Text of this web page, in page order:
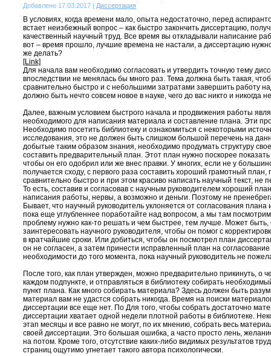
Добавлено 17.03.2017 | Диссертация
В условиях, когда времени мало, опыта недостаточно, перед
встает неизбежный вопрос – как быстро закончить диссертацию,
качественный научный труд. Все время вы откладывали написание
вот – время прошло, лучшие времена не настали, а диссертацию
же делать?
[Link]
Для начала вам необходимо согласовать и утвердить точную тему
впоследствии не менялась бы много раз. Тема должна быть такая,
сравнительно быстро и с небольшими затратами завершить работу
должно быть нечто совсем новое в науке, чего до вас никто и никогда
Далее, важным условием быстрого начала и продвижения работы
необходимого для написания материала и составление плана. Эти
Необходимо посетить библиотеку и ознакомиться с некоторыми
исследования, это не должен быть слишком большой перечень на
добытые таким образом знания, необходимо продумать структуру
составить предварительный план. Этот план нужно поскорее
чтобы он его одобрил или же внес правки. У многих, если не у
получается сходу, с первого раза составить хороший грамотный
сравнительно быстро и при этом красиво написать научный текст, не
То есть, составив и согласовав с научным руководителем хороший
написания работы, нервы, а возможно и деньги. Поэтому не
Бывает, что научный руководитель уклоняется от согласования плана
пока еще углубленнее поработайте над вопросом, а мы там
проблему нужно как-то решать и чем быстрее, тем лучше. Может быть,
заинтересовать научного руководителя, чтобы он помог с
в кратчайшие сроки. Или добиться, чтобы он посмотрел план
он не согласен, а затем принести исправленный план на
необходимости до того момента, пока научный руководитель не
После того, как план утвержден, можно предварительно прикинуть, о
каждом подпункте, и отправляться в библиотеку собирать
пункт плана. Как много собирать материала? Здесь должен быть
материал вам не удастся собрать никогда. Время на поиски
диссертации все еще нет. По Для того, чтобы собрать достаточно
диссертации хватает одной недели плотной работы в библиотеке.
этап месяцы и все равно не могут, по их мнению, собрать весь
своей диссертации. Это большая ошибка, а часто просто лень,
на потом. Кроме того, отсутствие каких-либо видимых результатов
страниц ощутимо угнетает такого автора психологически.